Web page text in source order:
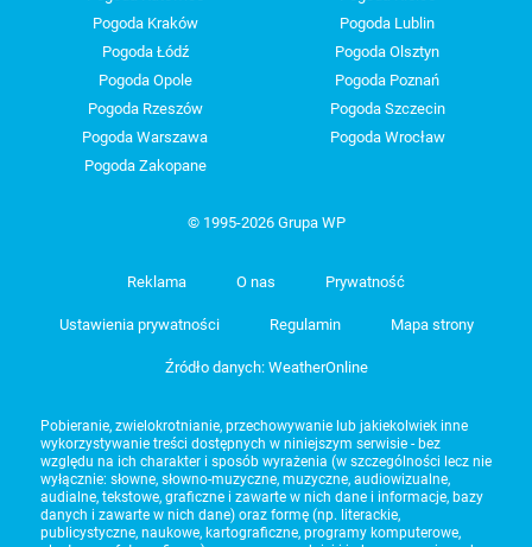
Pogoda Kraków
Pogoda Lublin
Pogoda Łódź
Pogoda Olsztyn
Pogoda Opole
Pogoda Poznań
Pogoda Rzeszów
Pogoda Szczecin
Pogoda Warszawa
Pogoda Wrocław
Pogoda Zakopane
© 1995-2026 Grupa WP
Reklama O nas Prywatność
Ustawienia prywatności Regulamin Mapa strony
Źródło danych: WeatherOnline
Pobieranie, zwielokrotnianie, przechowywanie lub jakiekolwiek inne
wykorzystywanie treści dostępnych w niniejszym serwisie - bez
względu na ich charakter i sposób wyrażenia (w szczególności lecz nie
wyłącznie: słowne, słowno-muzyczne, muzyczne, audiowizualne,
audialne, tekstowe, graficzne i zawarte w nich dane i informacje, bazy
danych i zawarte w nich dane) oraz formę (np. literackie,
publicystyczne, naukowe, kartograficzne, programy komputerowe,